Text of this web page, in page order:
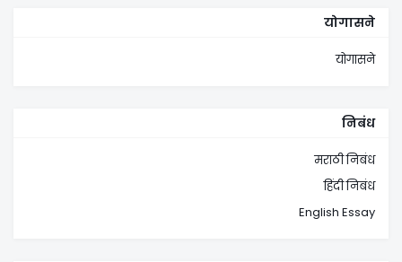
योगासने
योगासने
निबंध
मराठी निबंध
हिंदी निबंध
English Essay